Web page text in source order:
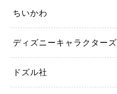
ちいかわ
ディズニーキャラクターズ
ドズル社